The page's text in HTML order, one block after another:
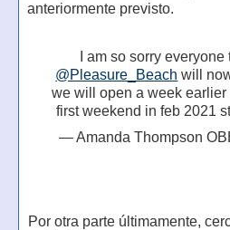
anteriormente previsto.
I am so sorry
@Pleasure_Beach will
we will open a week
first weekend in feb 2021
— Amanda Thompson
Por otra parte últimamente,